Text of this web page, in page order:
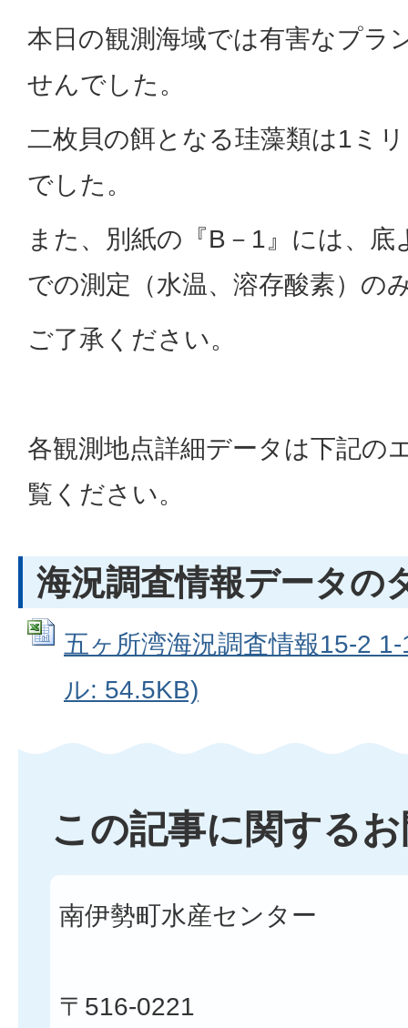
本日の観測海域では有害なプラ
せんでした。
二枚貝の餌となる珪藻類は1ミ
でした。
また、別紙の『B－1』には、
での測定（水温、溶存酸素）の
ご了承ください。
各観測地点詳細データは下記の
覧ください。
海況調査情報データの
五ヶ所湾海況調査情報15-2
ル: 54.5KB)
この記事に関する
南伊勢町水産センター
〒516-0221